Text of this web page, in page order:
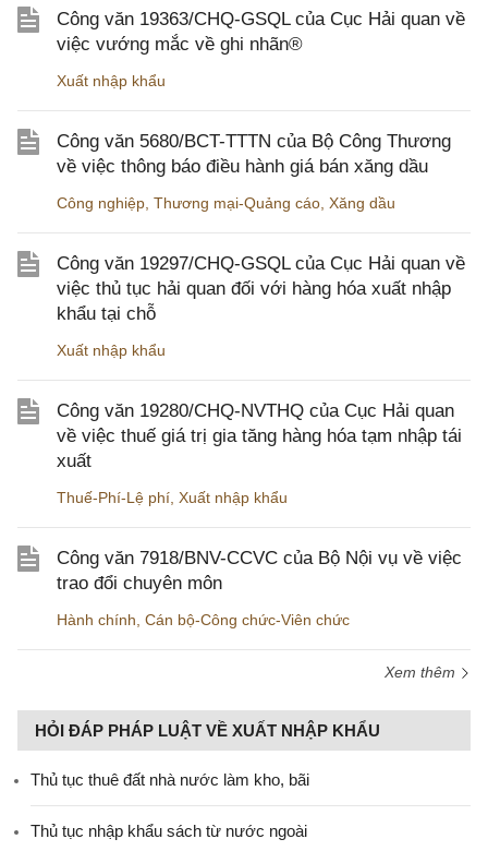
Công văn 19363/CHQ-GSQL của Cục Hải quan về
việc vướng mắc về ghi nhãn®
Xuất nhập khẩu
Công văn 5680/BCT-TTTN của Bộ Công Thương
về việc thông báo điều hành giá bán xăng dầu
Công nghiệp Thương mại-Quảng cáo Xăng dầu
Công văn 19297/CHQ-GSQL của Cục Hải quan về
việc thủ tục hải quan đối với hàng hóa xuất nhập
khẩu tại chỗ
Xuất nhập khẩu
Công văn 19280/CHQ-NVTHQ của Cục Hải quan
về việc thuế giá trị gia tăng hàng hóa tạm nhập tái
xuất
Thuế-Phí-Lệ phí Xuất nhập khẩu
Công văn 7918/BNV-CCVC của Bộ Nội vụ về việc
trao đổi chuyên môn
Hành chính Cán bộ-Công chức-Viên chức
Xem thêm
HỎI ĐÁP PHÁP LUẬT VỀ XUẤT NHẬP KHẨU
Thủ tục thuê đất nhà nước làm kho, bãi
Thủ tục nhập khẩu sách từ nước ngoài